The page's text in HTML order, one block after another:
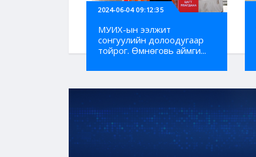
2024-06-04 09:12:35
МУИХ-ын ээлжит
сонгуулийн долоодугаар
тойрог. Өмнөговь аймги...